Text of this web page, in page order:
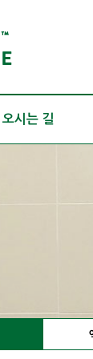
오시는 길